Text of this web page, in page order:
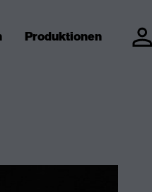
Produktionen